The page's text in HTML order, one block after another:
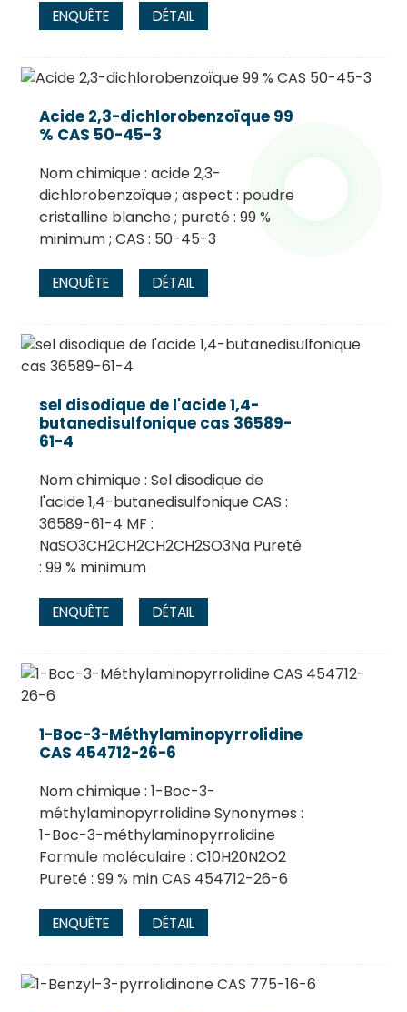
ENQUÊTE DÉTAIL
Acide 2,3-dichlorobenzoïque 99
% CAS 50-45-3
Nom chimique : acide 2,3-
dichlorobenzoïque ; aspect : poudre
cristalline blanche ; pureté : 99 %
minimum ; CAS : 50-45-3
ENQUÊTE DÉTAIL
sel disodique de l'acide 1,4-
butanedisulfonique cas 36589-
61-4
Nom chimique : Sel disodique de
l'acide 1,4-butanedisulfonique CAS :
36589-61-4 MF :
NaSO3CH2CH2CH2CH2SO3Na Pureté
: 99 % minimum
ENQUÊTE DÉTAIL
1-Boc-3-Méthylaminopyrrolidine
CAS 454712-26-6
Nom chimique : 1-Boc-3-
méthylaminopyrrolidine Synonymes :
1-Boc-3-méthylaminopyrrolidine
Formule moléculaire : C10H20N2O2
Pureté : 99 % min CAS 454712-26-6
ENQUÊTE DÉTAIL